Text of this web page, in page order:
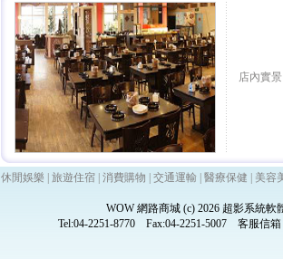
店內實景
休閒娛樂 旅遊住宿 消費購物 交通運輸 醫療保健 美容
WOW 網路商城 (c) 2026 超影系統軟
Tel:04-2251-8770 Fax:04-2251-5007 客服信箱